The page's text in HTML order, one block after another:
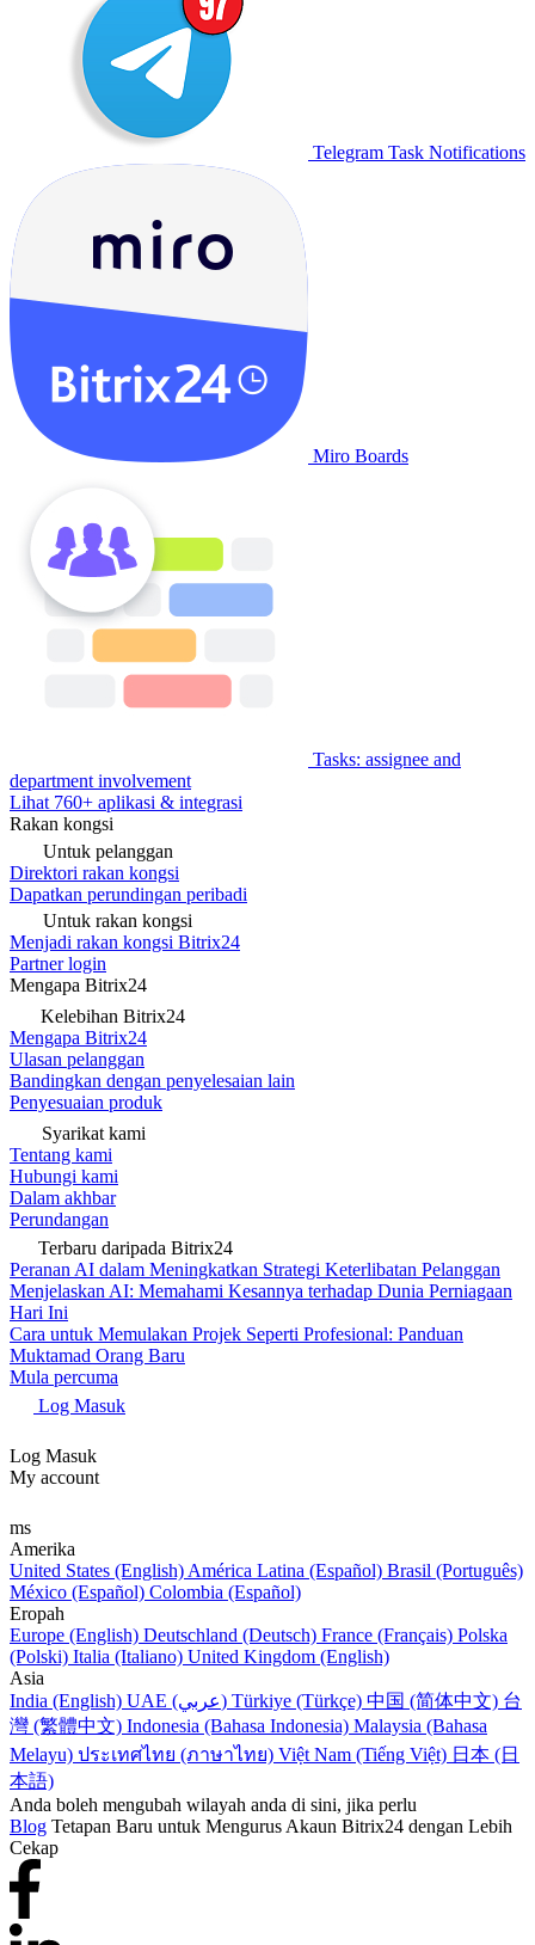
Telegram Task Notifications
Miro Boards
Tasks: assignee and
department involvement
Lihat 760+ aplikasi & integrasi
Rakan kongsi
Untuk pelanggan
Direktori rakan kongsi
Dapatkan perundingan peribadi
Untuk rakan kongsi
Menjadi rakan kongsi Bitrix24
Partner login
Mengapa Bitrix24
Kelebihan Bitrix24
Mengapa Bitrix24
Ulasan pelanggan
Bandingkan dengan penyelesaian lain
Penyesuaian produk
Syarikat kami
Tentang kami
Hubungi kami
Dalam akhbar
Perundangan
Terbaru daripada Bitrix24
Peranan AI dalam Meningkatkan Strategi Keterlibatan Pelanggan
Menjelaskan AI: Memahami Kesannya terhadap Dunia Perniagaan
Hari Ini
Cara untuk Memulakan Projek Seperti Profesional: Panduan
Muktamad Orang Baru
Mula percuma
Log Masuk
Log Masuk
My account
ms
Amerika
United States (English) América Latina (Español) Brasil (Português)
México (Español) Colombia (Español)
Eropah
Europe (English) Deutschland (Deutsch) France (Français) Polska
(Polski) Italia (Italiano) United Kingdom (English)
Asia
India (English)
UAE (عربي) Türkiye (Türkçe) 中国 (简体中文) 台
灣 (繁體中文) Indonesia (Bahasa Indonesia) Malaysia (Bahasa
Melayu) ประเทศไทย (ภาษาไทย) Việt Nam (Tiếng Việt) 日本 (日
本語)
Anda boleh mengubah wilayah anda di sini, jika perlu
Blog Tetapan Baru untuk Mengurus Akaun Bitrix24 dengan Lebih
Cekap